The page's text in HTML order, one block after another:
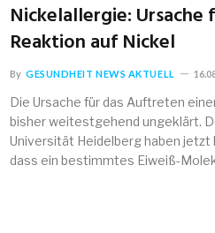
Nickelallergie: Ursache
Reaktion auf Nickel
By GESUNDHEIT NEWS AKTUELL
Die Ursache für das Auftreten
bisher weitestgehend ungeklärt.
Universität Heidelberg haben jetzt
dass ein bestimmtes Eiweiß-